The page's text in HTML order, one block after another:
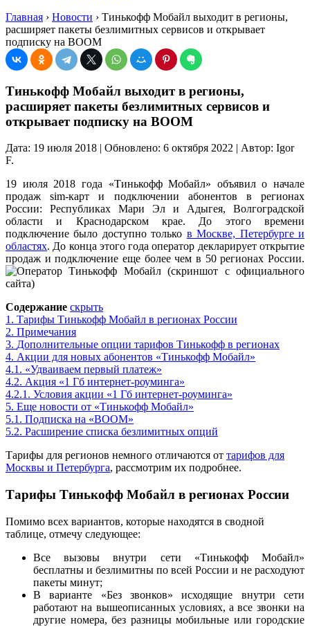
Главная › Новости › Тинькофф Мобайл выходит в регионы,
расширяет пакеты безлимитных сервисов и открывает
подписку на BOOM
Тинькофф Мобайл выходит в регионы,
расширяет пакеты безлимитных сервисов и
открывает подписку на BOOM
Дата: 19 июля 2018 | Обновлено: 6 октября 2022 | Автор: Igor
F.
19 июля 2018 года «Тинькофф Мобайл» объявил о начале
продаж sim-карт и подключении абонентов в регионах
России: Республиках Мари Эл и Адыгея, Волгоградской
области и Краснодарском крае. До этого времени
подключение было доступно только в Москве, Петербурге и
областях. До конца этого года оператор декларирует открытие
продаж и подключение еще более чем в 50 регионах России.
Содержание скрыть
1. Тарифы Тинькофф Мобайл в регионах России
2. Примечания
3. Дополнительные опции тарифов Тинькофф в регионах
4. Акции для новых абонентов «Тинькофф Мобайл»
4.1. «Удваиваем первый платеж»
4.2. Акция «1 Гб интернет-роуминга»
4.2.1. Условия акции «1 Гб интернет-роуминга»
5. Еще новости от «Тинькофф Мобайл»
5.1. Подписка на «BOOM»
5.2. Расширение списка безлимитных опций
Тарифы для регионов немного отличаются от тарифов для
Москвы и Петербурга, рассмотрим их подробнее.
Тарифы Тинькофф Мобайл в регионах России
Помимо всех вариантов, которые находятся в сводной
таблице, отмечу следующее:
Все вызовы внутри сети «Тинькофф Мобайл»
бесплатны и безлимитны по всей России и не расходуют
пакеты минут;
В варианте «Без звонков» исходящие внутри сети
работают на вышеописанных условиях, а все звонки на
другие номера, без разницы мобильные или городские